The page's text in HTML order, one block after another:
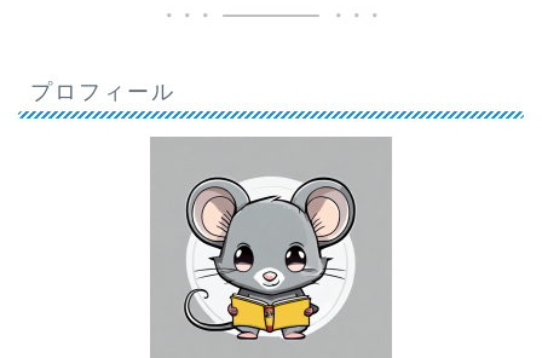
プロフィール